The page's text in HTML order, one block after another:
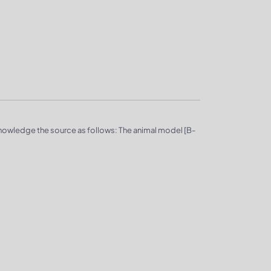
the source as follows: The animal model [B-